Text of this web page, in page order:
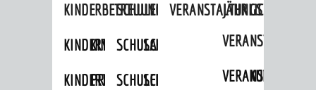
KINDERBETREUUNG
KINDERTAGESPFLEGE
KINDERKRIPPEN
KINDERTAGESSTÄTTEN
PROJEKT
SCHULEN
SCHULARTEN
SCHULVERWALTUNG
SCHULFERIEN
SCHÜLERBEFÖRDERUNG
VERANSTALTUNGSKALENDER
JÄHRLICHE